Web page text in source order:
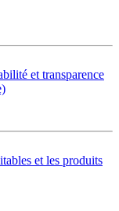
et transparence
et les produits